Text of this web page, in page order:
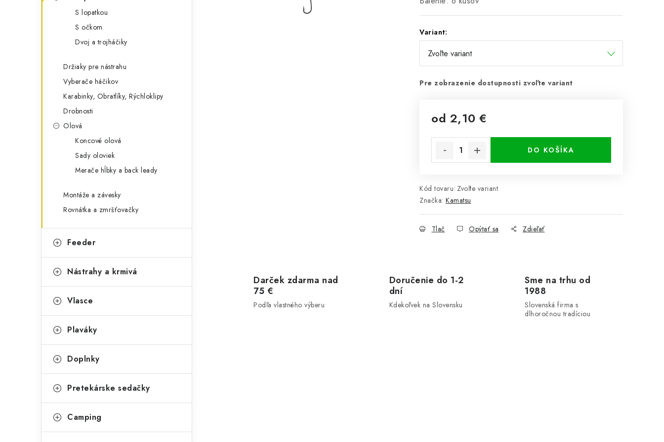
g
S lopatkou
S očkom
Dvoj a trojháčiky
Držiaky pre nástrahu
Vyberače háčikov
Karabinky, Obratlíky, Rýchloklipy
Drobnosti
Olová
Koncové olová
Sady oloviek
Merače hĺbky a back leady
Montáže a závesky
Rovnátka a zmršťovačky
Feeder
Nástrahy a krmivá
Vlasce
Plaváky
Doplnky
Pretekárske sedačky
Camping
Variant:
Pre zobrazenie dostupnosti zvoľte variant
od 2,10 €
DO KOŠÍKA
Kód tovaru: Zvoľte variant
Značka: Kamatsu
Tlač Opýtať sa Zdieľať
Darček zdarma nad
75 €
Podľa vlastného výberu
Doručenie do 1-2
dní
Kdekoľvek na Slovensku
Sme na trhu od
1988
Slovenská firma s
dlhoročnou tradíciou